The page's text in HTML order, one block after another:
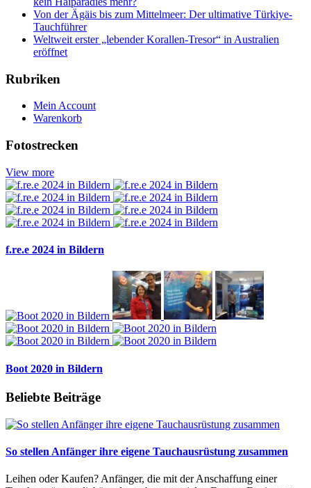
Von der Ägäis bis zum Mittelmeer: Der ultimative Türkiye-
Tauchführer
Weltweit erster „lebender Korallen-Tresor“ in Australien
eröffnet
Rubriken
Mein Account
Warenkorb
Fotostrecken
View more
f.re.e 2024 in Bildern
Boot 2020 in Bildern
Beliebte Beiträge
So stellen Anfänger ihre eigene Tauchausrüstung zusammen
Leihen oder Kaufen? Anfänger, die mit der Anschaffung einer